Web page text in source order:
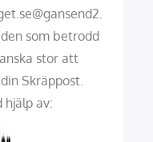
som betrodd
stor att
Skräppost.
hjälp av: